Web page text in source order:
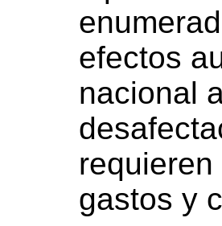
efectos
nacional
gastos y